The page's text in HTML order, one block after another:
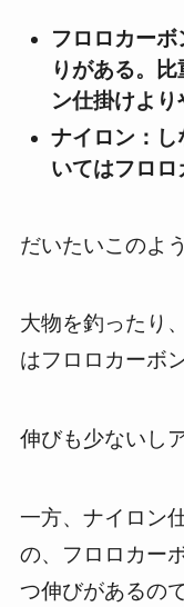
フロロカー
りがある。
ン仕掛けより
ナイロン：
いてはフロ
だいたいこのよ
大物を釣ったり
はフロロカーボ
伸びも少ないし
一方、ナイロン
の、フロロカー
つ伸びがあるの